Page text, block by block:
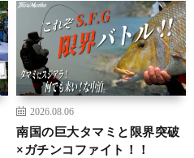
2026.08.06
南国の巨大タマミと限界突破
×ガチンコファイト！！